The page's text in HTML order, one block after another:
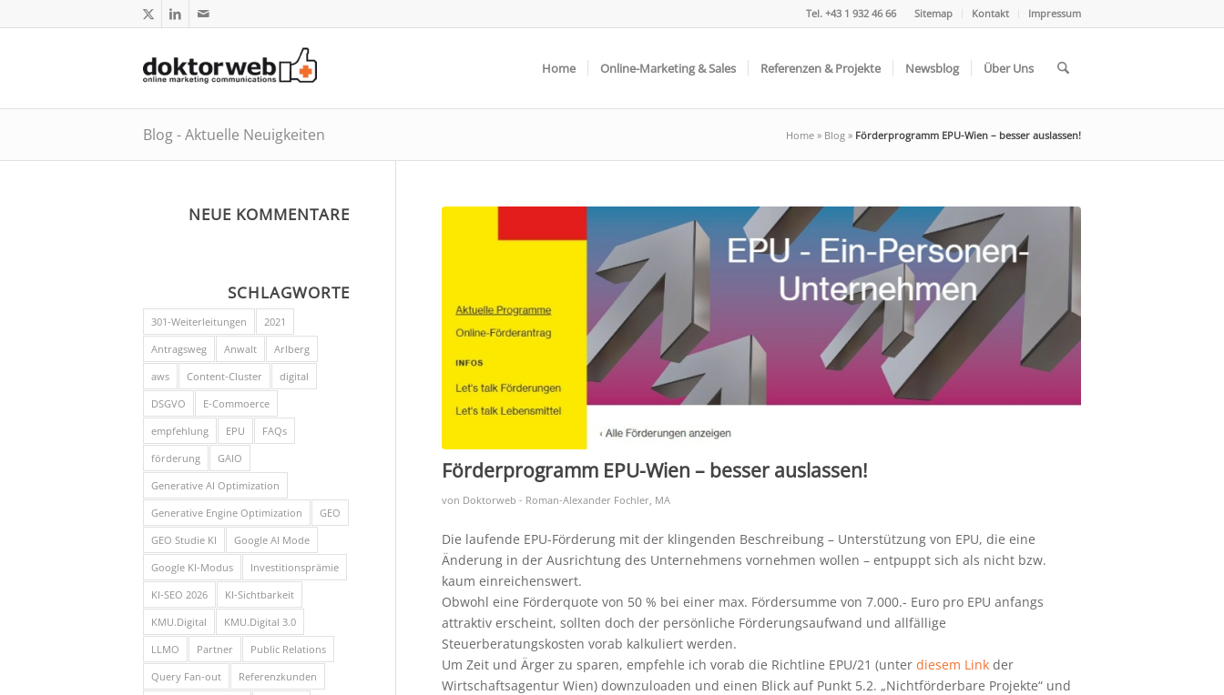
Sitemap Kontakt Impressum
Tel. +43 1 932 46 66
Home Online-Marketing & Sales Referenzen & Projekte Newsblog Über Uns
Blog - Aktuelle Neuigkeiten Home » Blog » Förderprogramm EPU-Wien – besser auslassen!
Förderprogramm EPU-Wien – besser auslassen!
von Doktorweb - Roman-Alexander Fochler, MA
Die laufende EPU-Förderung mit der klingenden Beschreibung – Unterstützung von EPU, die eine
Änderung in der Ausrichtung des Unternehmens vornehmen wollen – entpuppt sich als nicht bzw.
kaum einreichenswert.
Obwohl eine Förderquote von 50 % bei einer max. Fördersumme von 7.000.- Euro pro EPU anfangs
attraktiv erscheint, sollten doch der persönliche Förderungsaufwand und allfällige
Steuerberatungskosten vorab kalkuliert werden.
Um Zeit und Ärger zu sparen, empfehle ich vorab die Richtline EPU/21 (unterdiesem Link der
Wirtschaftsagentur Wien) downzuloaden und einen Blick auf Punkt 5.2. „Nichtförderbare Projekte“ und
NEUE KOMMENTARE
SCHLAGWORTE
301-Weiterleitungen
2021
Antragsweg
Anwalt
Arlberg
aws
Content-Cluster
digital
DSGVO
E-Commoerce
empfehlung
EPU
FAQs
förderung
GAIO
Generative AI Optimization
Generative Engine Optimization
GEO
GEO Studie KI
Google AI Mode
Google KI-Modus
Investitionsprämie
KI-SEO 2026
KI-Sichtbarkeit
KMU.Digital
KMU.Digital 3.0
LLMO
Partner
Public Relations
Query Fan-out
Referenzkunden